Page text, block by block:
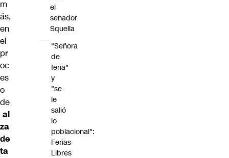
m
ás,
en
el
pr
oc
es
o
de
al
za
de
ta
el
senador
Squella
"Señora
de
feria"
y
"se
le
salió
lo
poblacional":
Ferias
Libres